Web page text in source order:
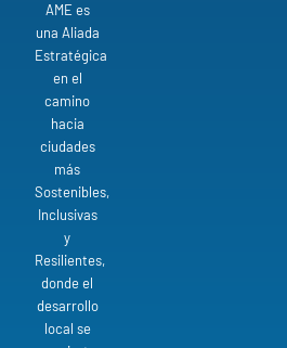
AME es
una Aliada
Estratégica
en el
camino
hacia
ciudades
más
Sostenibles,
Inclusivas
y
Resilientes,
donde el
desarrollo
local se